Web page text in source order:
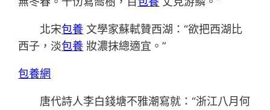
北宋包養 文學家蘇軾贊西湖：“欲把西湖比
西子，淡包養 妝濃抹總適宜。”
包養網
唐代詩人李白錢塘不雅潮寫就：“浙江八月何